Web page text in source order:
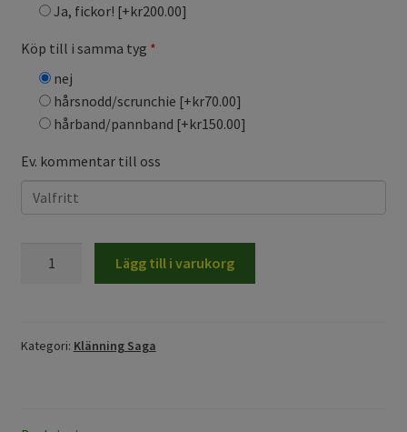
Ja, fickor! [+kr200.00]
Köp till i samma tyg *
nej
hårsnodd/scrunchie [+kr70.00]
hårband/pannband [+kr150.00]
Ev. kommentar till oss
mängd
Lägg till i varukorg
Kategori: Klänning Saga